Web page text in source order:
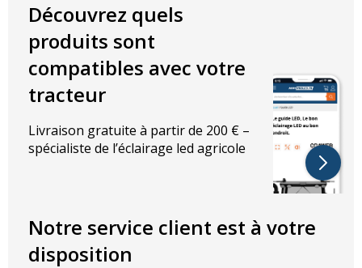
3200 lumens
Caractéristiques électriques :
Puissance : 38W
Tension : 9-33V
Pour certains véhicules, un message d’erreur peut survenir. Il se
laisse résoudre aisément et rapidement avec la résistance
Découvrez quels
produits sont
compatibles avec votre
tracteur
Livraison gratuite à partir de 200 € –
spécialiste de l’éclairage led agricole
Notre service client est à votre
disposition